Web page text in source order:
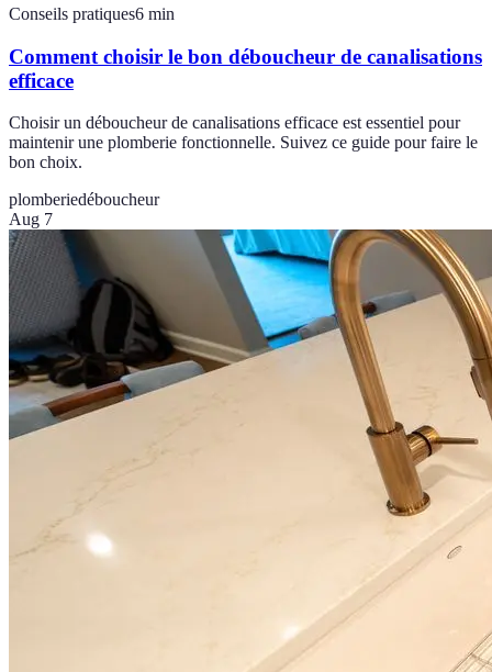
Conseils pratiques6 min
Comment choisir le bon déboucheur de canalisations
efficace
Choisir un déboucheur de canalisations efficace est essentiel pour
maintenir une plomberie fonctionnelle. Suivez ce guide pour faire le
bon choix.
plomberiedéboucheur
Aug 7